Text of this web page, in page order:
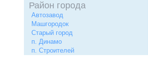
Район города
Автозавод
Машгородок
Старый город
п. Динамо
п. Строителей